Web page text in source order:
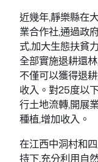
近幾年,靜樂縣在
業合作社,通過政
式,加大生態扶貧
全部實施退耕還
不僅可以獲得退
收入。對25度以
行土地流轉,開展
種植,增加收入。
在江西中洞村和
持下,充分利用自